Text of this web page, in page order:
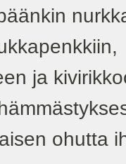
ja
ohutta